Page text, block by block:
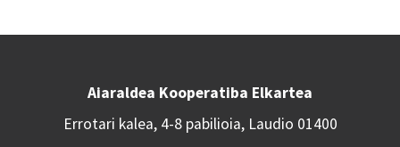
Aiaraldea Kooperatiba Elkartea
Errotari kalea, 4-8 pabilioia, Laudio 01400